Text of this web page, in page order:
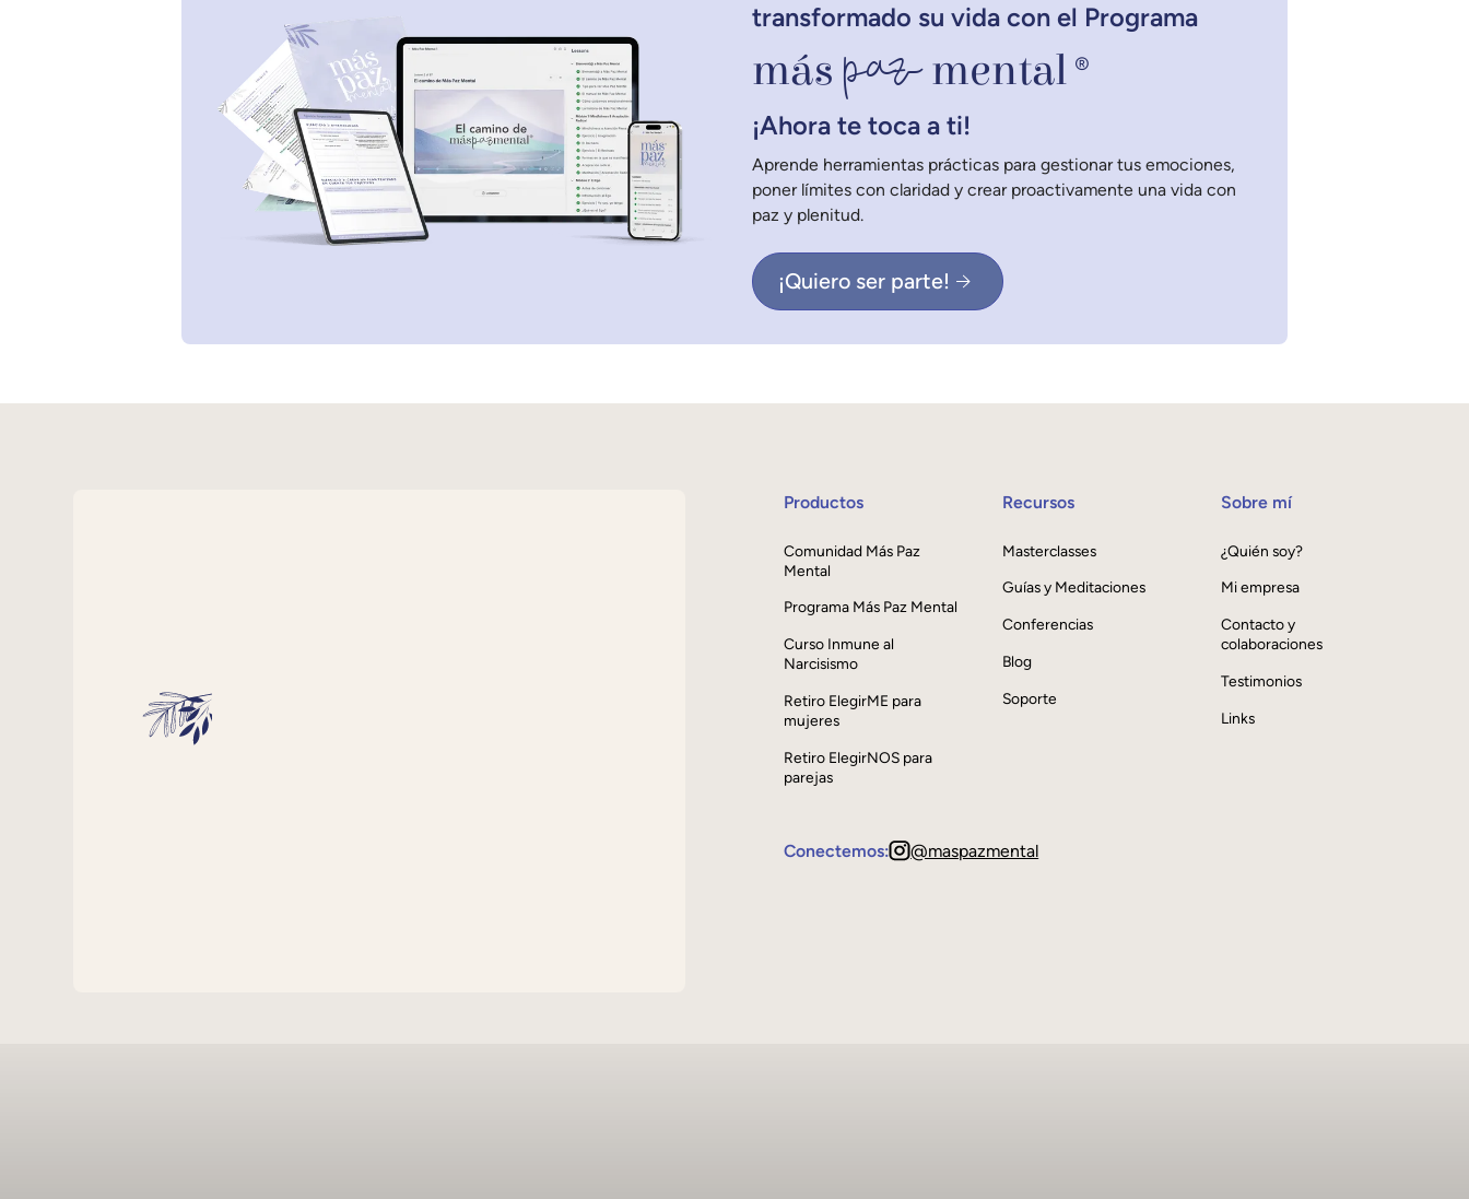
transformado su vida con el Programa
más pazmental ®
¡Ahora te toca a ti!
Aprende herramientas prácticas para gestionar tus emociones,
poner límites con claridad y crear proactivamente una vida con
paz y plenitud.
¡Quiero ser parte!
Productos
Comunidad Más Paz
Mental
Programa Más Paz Mental
Curso Inmune al
Narcisismo
Retiro ElegirME para
mujeres
Retiro ElegirNOS para
parejas
Recursos
Masterclasses
Guías y Meditaciones
Conferencias
Blog
Soporte
Sobre mí
¿Quién soy?
Mi empresa
Contacto y
colaboraciones
Testimonios
Links
Conectemos: @maspazmental